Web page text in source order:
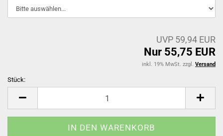
UVP 59,94 EUR
Nur 55,75 EUR
inkl. 19% MwSt. zzgl. Versand
Stück: